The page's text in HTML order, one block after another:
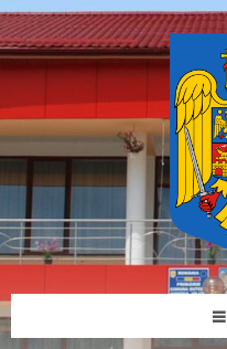
Skip
to
content
Skip
to
left
sidebar
Skip
to
right
sidebar
Skip
to
footer